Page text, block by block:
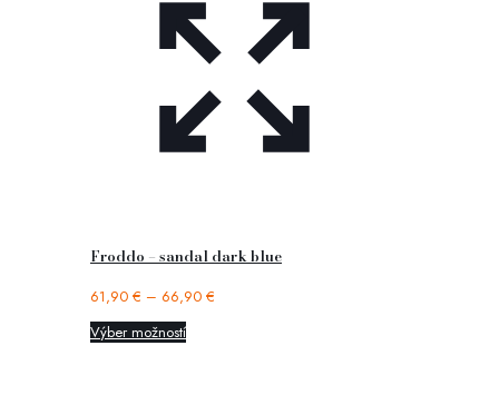
Froddo – sandal dark blue
61,90 € – 66,90 €
Výber možností